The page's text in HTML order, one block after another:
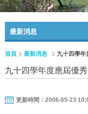
最新消息
首頁 最新消息 九十四學年
九十四學年度應屆優
更新時間：2006-05-23